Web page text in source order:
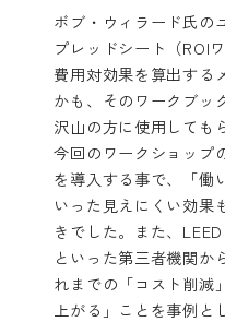
ボブ・ウィラード氏の
プレッドシート（ROI
費用対効果を算出する
かも、そのワークブッ
沢山の方に使用しても
今回のワークショップ
を導入する事で、「働
いった見えにくい効果
きでした。また、
といった第三者機関か
れまでの「コスト削減
上がる」ことを事例と